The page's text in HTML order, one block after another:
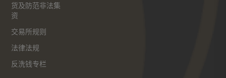
货及防范非法集
资
交易所规则
法律法规
反洗钱专栏